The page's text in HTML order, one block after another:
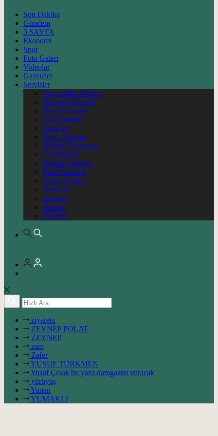
Son Dakika
Gündem
3.SAYFA
Ekonomi
Spor
Foto Galeri
Videolar
Gazeteler
Servisler
Vizyondaki Filmler
Haftanin Filmleri
Hava Durumu
Yol Durumu
Canlı Tv
Yayın Akışları
Nöbetçi Eczaneler
Canlı Borsa
Namaz Vakitleri
Puan Durumu
Kripto Paralar
Dövizler
Hisseler
Altınlar
Pariteler
ziyaretx
ZEYNEP POLAT
ZEYNEP
zam
Zafer
YUSUF TÜRKMEN
Yusuf Çolak bu yaza damgasını vuracak
yürüyüş
Yunan
YUMAKLI